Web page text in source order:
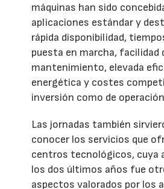
máquinas han sido
aplicaciones estándar y
rápida disponibilidad,
puesta en marcha, facilidad
mantenimiento, elevada
energética y costes
inversión como de
Las jornadas también
conocer los servicios que
centros tecnológicos, cuya
los dos últimos años fue
aspectos valorados por los